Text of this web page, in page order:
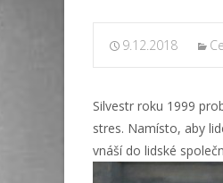
9.12.2018
Silvestr roku 1999
stres. Namísto, aby
vnáší do lidské